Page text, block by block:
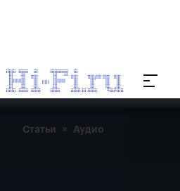
Статьи Аудио